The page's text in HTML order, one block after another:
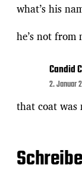
what’s his
he’s not from
Candid
2. Januar
that coat was